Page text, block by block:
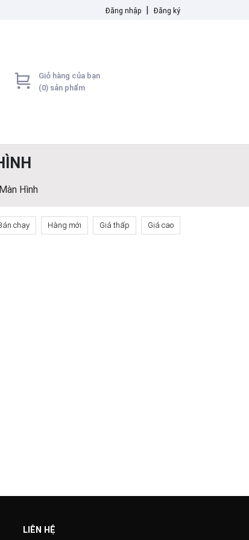
Đăng nhập | Đăng ký
Giỏ hàng của bạn
(0) sản phẩm
Hình
chạy Hàng mới Giá thấp Giá cao
LIÊN HỆ